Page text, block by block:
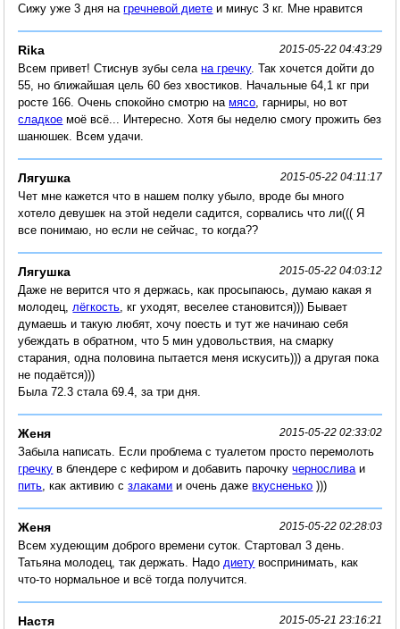
Сижу уже 3 дня нагречневой диете и минус 3 кг. Мне нравится
Rika 2015-05-22 04:43:29
Всем привет! Стиснув зубы селана гречку. Так хочется дойти до
55, но ближайшая цель 60 без хвостиков. Начальные 64,1 кг при
росте 166. Очень спокойно смотрю намясо , гарниры, но вот
сладкое моё всё... Интересно. Хотя бы неделю смогу прожить без
шанюшек. Всем удачи.
Лягушка 2015-05-22 04:11:17
Чет мне кажется что в нашем полку убыло, вроде бы много
хотело девушек на этой недели садится, сорвались что ли((( Я
все понимаю, но если не сейчас, то когда??
Лягушка 2015-05-22 04:03:12
Даже не верится что я держась, как просыпаюсь, думаю какая я
молодец, лёгкость , кг уходят, веселее становится))) Бывает
думаешь и такую любят, хочу поесть и тут же начинаю себя
убеждать в обратном, что 5 мин удовольствия, на смарку
старания, одна половина пытается меня искусить))) а другая пока
не подаётся)))
Была 72.3 стала 69.4, за три дня.
Женя 2015-05-22 02:33:02
Забыла написать. Если проблема с туалетом просто перемолоть
гречку в блендере с кефиром и добавить парочкучернослива и
пить , как активию сзлаками и очень дажевкусненько )))
Женя 2015-05-22 02:28:03
Всем худеющим доброго времени суток. Стартовал 3 день.
Татьяна молодец, так держать. Надо диету воспринимать, как
что-то нормальное и всё тогда получится.
Настя 2015-05-21 23:16:21